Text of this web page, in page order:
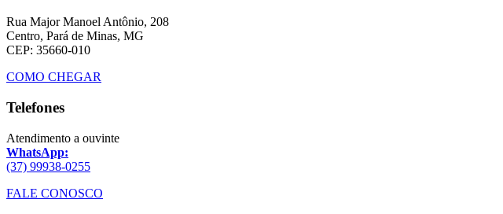
Rua Major Manoel Antônio, 208
Centro, Pará de Minas, MG
CEP: 35660-010
COMO CHEGAR
Telefones
Atendimento a ouvinte
WhatsApp:
(37) 99938-0255
FALE CONOSCO